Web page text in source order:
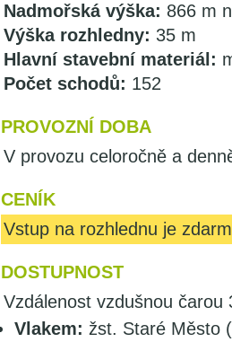
Nadmořská výška: 866 m
Výška rozhledny: 35 m
Hlavní stavební materiál:
Počet schodů: 152
PROVOZNÍ DOBA
V provozu celoročně a
CENÍK
Vstup na rozhlednu je
DOSTUPNOST
Vzdálenost vzdušnou
Vlakem: žst. Staré Město